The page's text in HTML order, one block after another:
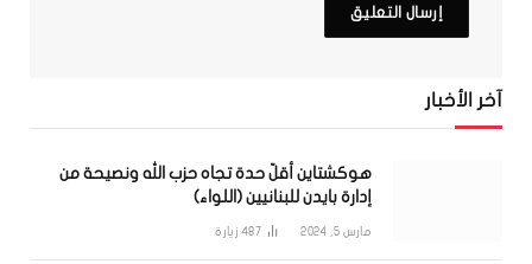
آخر الأخبار
هوكشتاين أقلّ حدة تجاه حزب الله ونصيحة من
إدارة بايدن للبنانيين (اللواء)
مارس 5, 2024 487 زيارة